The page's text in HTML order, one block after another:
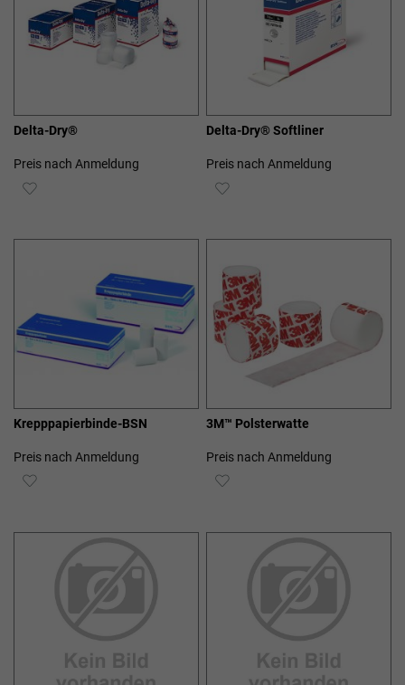
Delta-Dry®
Preis nach Anmeldung
ZUR
Delta-Dry® Softliner
Preis nach Anmeldung
ZUR
Krepppapierbinde-BSN
Preis nach Anmeldung
ZUR
HINZUFÜGEN
3M™ Polsterwatte
Preis nach Anmeldung
ZUR
HINZUFÜGEN